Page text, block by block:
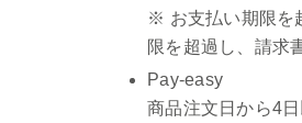
※ お支払い期限を
限を超過し、請求
Pay-easy
商品注文日から4